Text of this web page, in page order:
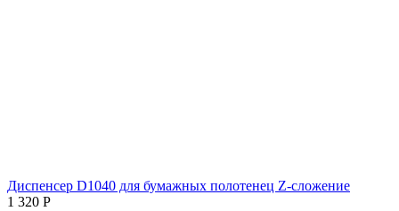
Диспенсер D1040 для бумажных полотенец Z-сложение
1 320 Р